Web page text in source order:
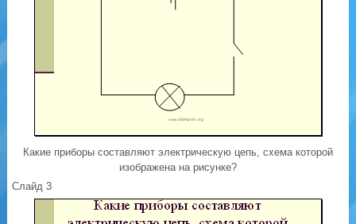
Какие приборы составляют электрическую цепь, схема которой
изображена на рисунке?
Слайд 3